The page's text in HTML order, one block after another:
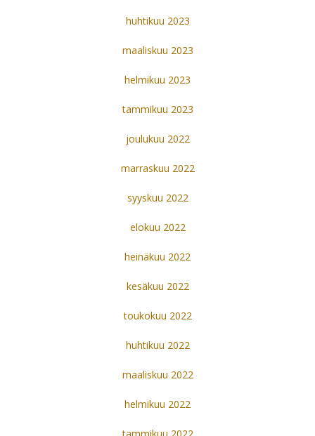
huhtikuu 2023
maaliskuu 2023
helmikuu 2023
tammikuu 2023
joulukuu 2022
marraskuu 2022
syyskuu 2022
elokuu 2022
heinäkuu 2022
kesäkuu 2022
toukokuu 2022
huhtikuu 2022
maaliskuu 2022
helmikuu 2022